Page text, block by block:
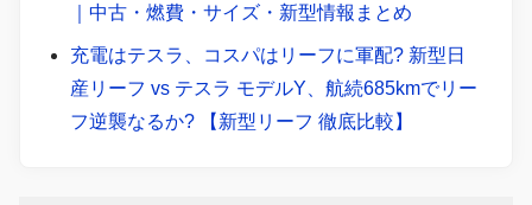
｜中古・燃費・サイズ・新型情報まとめ
充電はテスラ、コスパはリーフに軍配? 新型日
産リーフ vs テスラ モデルY、航続685kmでリー
フ逆襲なるか? 【新型リーフ 徹底比較】